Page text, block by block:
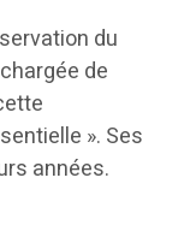
du
de
». Ses
années.